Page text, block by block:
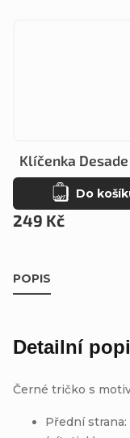
Klíčenka Desade
249 Kč
Do
POPIS
Detailní
Černé tričko s
Přední